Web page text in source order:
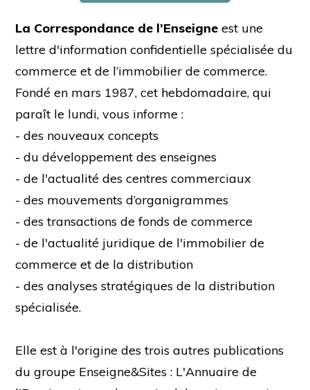
La Correspondance de l’Enseigne est une
lettre d'information confidentielle spécialisée du
commerce et de l’immobilier de commerce.
Fondé en mars 1987, cet hebdomadaire, qui
paraît le lundi, vous informe :
- des nouveaux concepts
- du développement des enseignes
- de l'actualité des centres commerciaux
- des mouvements d’organigrammes
- des transactions de fonds de commerce
- de l'actualité juridique de l'immobilier de
commerce et de la distribution
- des analyses stratégiques de la distribution
spécialisée.
Elle est à l'origine des trois autres publications
du groupe Enseigne&Sites : L'Annuaire de